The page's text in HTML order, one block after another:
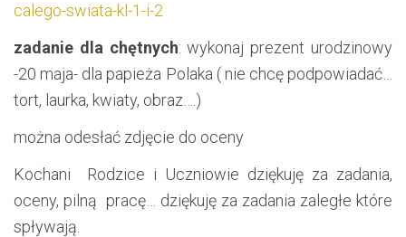
calego-swiata-kl-1-i-2
zadanie dla chętnych: wykonaj prezent urodzinowy
-20 maja- dla papieża Polaka ( nie chcę podpowiadać…
tort, laurka, kwiaty, obraz….)
można odesłać zdjęcie do oceny
Kochani Rodzice i Uczniowie dziękuję za zadania,
oceny, pilną pracę… dziękuję za zadania zaległe które
spływają.